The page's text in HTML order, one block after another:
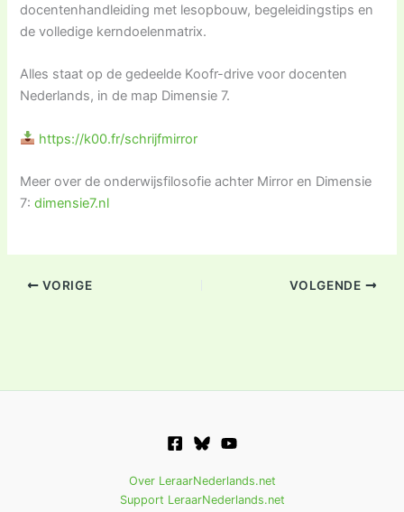
docentenhandleiding met lesopbouw, begeleidingstips en
de volledige kerndoelenmatrix.
Alles staat op de gedeelde Koofr-drive voor docenten
Nederlands, in de map Dimensie 7.
https://k00.fr/schrijfmirror
Meer over de onderwijsfilosofie achter Mirror en Dimensie
7:dimensie7.nl
VORIGE VOLGENDE
Over LeraarNederlands.net
Support LeraarNederlands.net